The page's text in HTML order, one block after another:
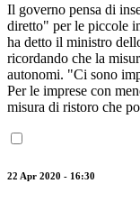
Il governo pensa di
diretto" per le piccole
ha detto il ministro
ricordando che la
autonomi. "Ci sono
Per le imprese con
misura di ristoro che
22 Apr 2020 - 16:30